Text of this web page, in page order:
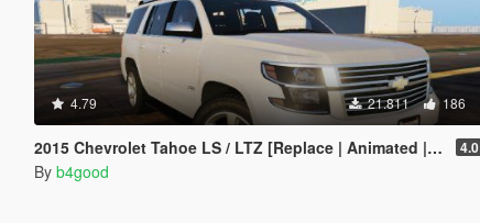
4.79 21.811 186
2015 Chevrolet Tahoe LS / LTZ [Replace | Animated | Template | Unlocked] 4.0
By b4good